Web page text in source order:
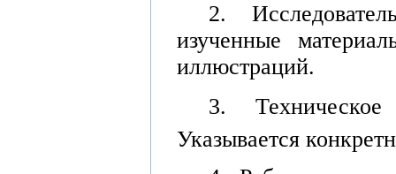
2.
изученные
иллюстраций.
3.
Указывается